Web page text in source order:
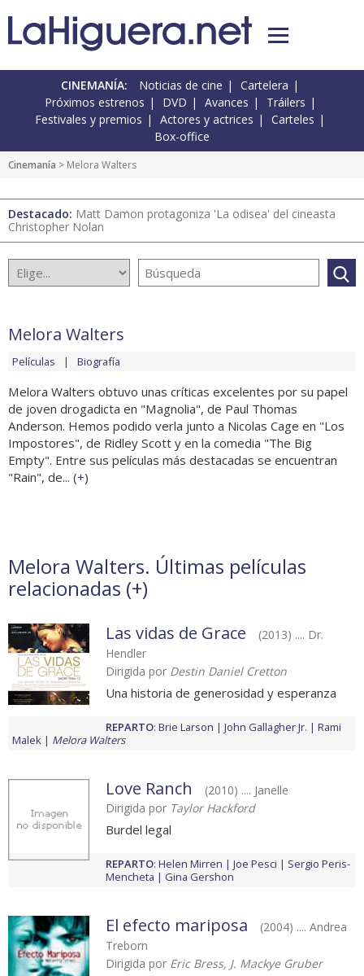
CINEMANÍA: Noticias de cine
Cartelera
Próximos estrenos
DVD Avances
Tráilers
Festivales y premios
Actores y actrices
Carteles
Box-office
Cinemanía > Melora Walters
Destacado: Matt Damon protagoniza 'La odisea' del cineasta
Christopher Nolan
Melora Walters
Películas Biografía
Melora Walters obtuvo unas críticas excelentes por su papel
de joven drogadicta en "Magnolia", de Paul Thomas
Anderson. Hemos podido verla junto a Nicolas Cage en "Los
Impostores", de Ridley Scott y en la comedia "The Big
Empty". Entre sus películas más destacadas se encuentran
"Rain", de... (+)
Melora Walters. Últimas películas
relacionadas (+)
Las vidas de Grace
(2013) .... Dr.
Hendler
Dirigida por Destin Daniel Cretton
Una historia de generosidad y esperanza
REPARTO: Brie Larson John Gallagher Jr.
Rami
Malek
Melora Walters
Love Ranch
(2010) .... Janelle
Dirigida por Taylor Hackford
Burdel legal
REPARTO: Helen Mirren Joe Pesci
Sergio Peris-
Mencheta
Gina Gershon
El efecto mariposa
(2004) .... Andrea
Treborn
Dirigida por Eric Bress, J. Mackye Gruber